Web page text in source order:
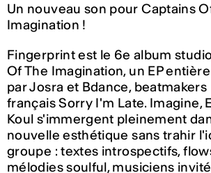
Un nouveau son pour Captains
Imagination !
Fingerprint est le 6e album
Of The Imagination, un EP
par Josra et Bdance,
français Sorry I'm Late. Imagine,
Koul s'immergent pleinement
nouvelle esthétique sans trahir
groupe : textes introspectifs,
mélodies soulful, musiciens